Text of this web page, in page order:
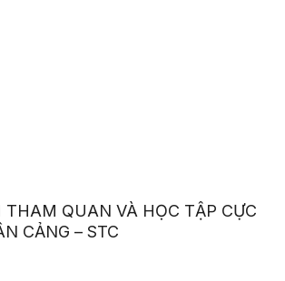
THAM QUAN VÀ HỌC TẬP CỰC
CẢNG – STC